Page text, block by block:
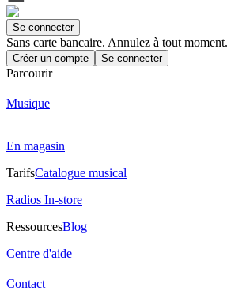
Se connecter
Sans carte bancaire. Annulez à tout moment.
Créer un compte Se connecter
Parcourir
Musique
En magasin
TarifsCatalogue musical
Radios In-store
RessourcesBlog
Centre d'aide
Contact